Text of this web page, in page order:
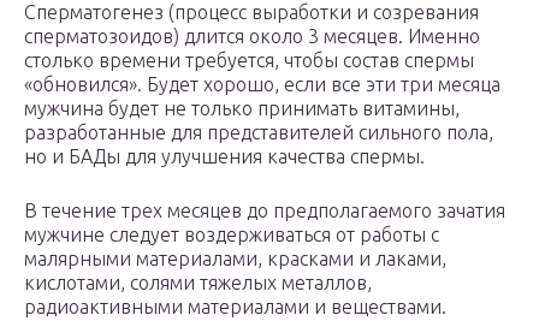
Сперматогенез (процесс выработки и созревания
сперматозоидов) длится около 3 месяцев. Именно
столько времени требуется, чтобы состав спермы
«обновился». Будет хорошо, если все эти три месяца
мужчина будет не только принимать витамины,
разработанные для представителей сильного пола,
но и БАДы для улучшения качества спермы.
В течение трех месяцев до предполагаемого зачатия
мужчине следует воздерживаться от работы с
малярными материалами, красками и лаками,
кислотами, солями тяжелых металлов,
радиоактивными материалами и веществами.